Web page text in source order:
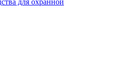
для охранной